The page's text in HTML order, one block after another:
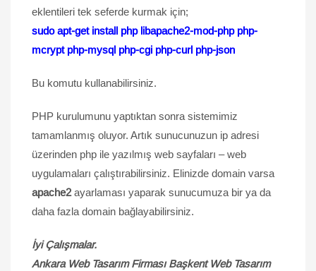
eklentileri tek seferde kurmak için;
sudo apt-get install php libapache2-mod-php php-
mcrypt php-mysql php-cgi php-curl php-json
Bu komutu kullanabilirsiniz.
PHP kurulumunu yaptıktan sonra sistemimiz
tamamlanmış oluyor. Artık sunucunuzun ip adresi
üzerinden php ile yazılmış web sayfaları – web
uygulamaları çalıştırabilirsiniz. Elinizde domain varsa
apache2ayarlaması yaparak sunucumuza bir ya da
daha fazla domain bağlayabilirsiniz.
İyi Çalışmalar.
Ankara Web Tasarım Firması Başkent Web Tasarım